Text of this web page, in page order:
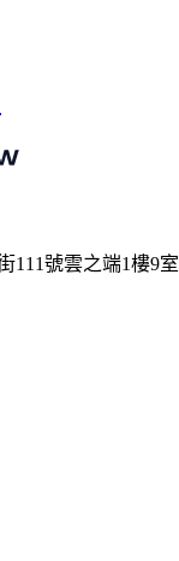
111號雲之端1樓9室